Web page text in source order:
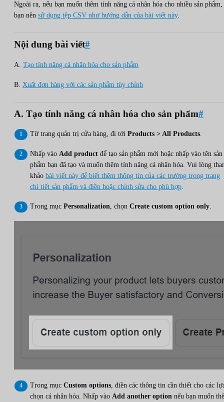
Ngoài ra, nếu bạn muốn thêm tính năng cá nhân hóa cho nhiều sản phẩm,
bạn nên sử dụng tệp CSV như hướng dẫn của bài viết này.
Nội dung bài viết#
A. Tạo tính năng cá nhân hóa cho sản phẩm
B. Xuất đơn hàng với các sản phẩm tùy chỉnh
A. Tạo tính năng cá nhân hóa cho sản phẩm#
Từ trang quản trị cửa hàng, đi tới Products > All Products.
Nhấp vào Add product để tạo sản phẩm mới hoặc nhấp vào tên sản
phẩm bạn đã tạo và muốn thêm tính năng cá nhân hóa. Vui lòng
khảo bài viết này để biết thêm thông tin của các trường trong trang
chi tiết sản phẩm và điền hoặc chỉnh sửa cho phù hợp
Trong mục Personalization, chọn Create custom option only.
Trong mục Custom options, điền các thông tin cần thiết cho các
chọn cá nhân hóa. Nhấp vào Add another option nếu bạn muốn